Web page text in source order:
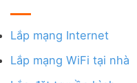
Lắp mạng Internet
Lắp mạng WiFi tại nhà